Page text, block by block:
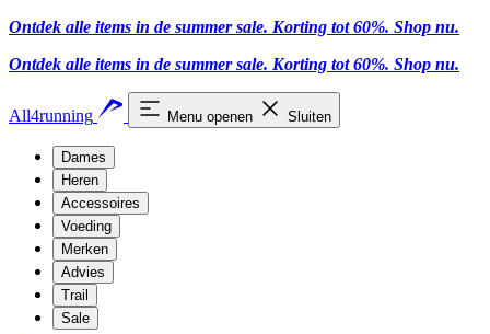
Ontdek alle items in de summer sale. Korting tot 60%. Shop nu.
Ontdek alle items in de summer sale. Korting tot 60%. Shop nu.
All4running Menu openen Sluiten
Dames
Heren
Accessoires
Voeding
Merken
Advies
Trail
Sale